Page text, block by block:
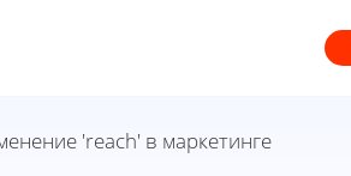
'reach' в маркетинге